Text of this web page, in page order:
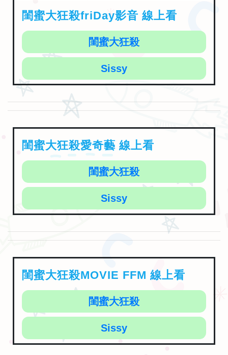
閨蜜大狂殺friDay影音 線上看
閨蜜大狂殺
Sissy
閨蜜大狂殺愛奇藝 線上看
閨蜜大狂殺
Sissy
閨蜜大狂殺MOVIE FFM 線上看
閨蜜大狂殺
Sissy